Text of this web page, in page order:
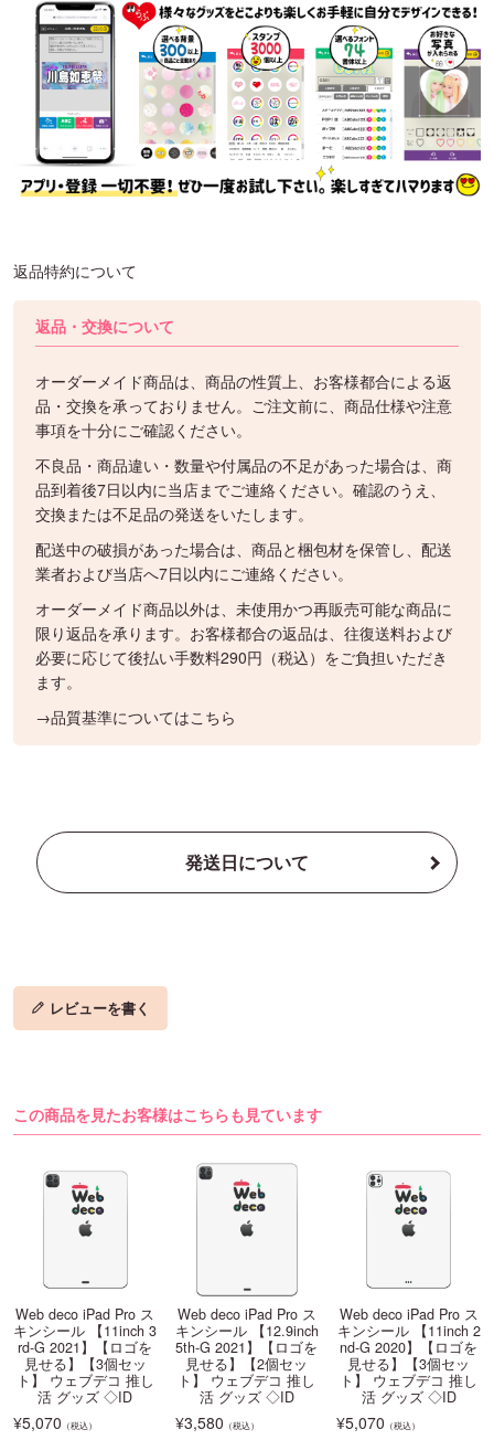
返品特約について
返品・交換について
オーダーメイド商品は、商品の性質上、お客様都合による返
品・交換を承っておりません。ご注文前に、商品仕様や注意
事項を十分にご確認ください。
不良品・商品違い・数量や付属品の不足があった場合は、商
品到着後7日以内に当店までご連絡ください。確認のうえ、
交換または不足品の発送をいたします。
配送中の破損があった場合は、商品と梱包材を保管し、配送
業者および当店へ7日以内にご連絡ください。
オーダーメイド商品以外は、未使用かつ再販売可能な商品に
限り返品を承ります。お客様都合の返品は、往復送料および
必要に応じて後払い手数料290円（税込）をご負担いただき
ます。
→品質基準についてはこちら
発送日について
レビューを書く
この商品を見たお客様はこちらも見ています
Web deco iPad Pro ス
キンシール 【11inch 3
rd-G 2021】【ロゴを
見せる】【3個セッ
ト】 ウェブデコ 推し
活 グッズ ◇ID
¥5,070 （税込）
Web deco iPad Pro ス
キンシール 【12.9inch
5th-G 2021】【ロゴを
見せる】【2個セッ
ト】 ウェブデコ 推し
活 グッズ ◇ID
¥3,580 （税込）
Web deco iPad Pro ス
キンシール 【11inch 2
nd-G 2020】【ロゴを
見せる】【3個セッ
ト】 ウェブデコ 推し
活 グッズ ◇ID
¥5,070 （税込）